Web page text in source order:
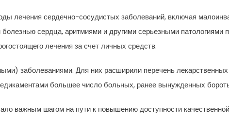
лечения сердечно-сосудистых заболеваний, включая
сердца, аритмиями и другими серьезными патологиями
лечения за счет личных средств.
заболеваниями. Для них расширили перечень
большее число больных, ранее вынужденных
важным шагом на пути к повышению доступности